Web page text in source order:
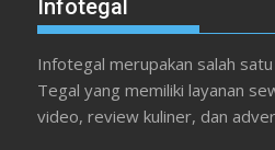
Infotegal
Infotegal merupakan salah
Tegal yang memiliki layanan
video, review kuliner, dan